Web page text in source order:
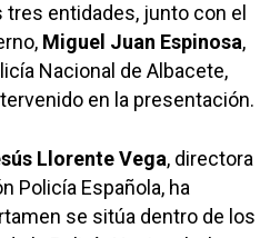
entidades, junto con el
Miguel Juan Espinosa,
Nacional de Albacete,
en la presentación.
Llorente Vega, directora
Policía Española, ha
se sitúa dentro de los